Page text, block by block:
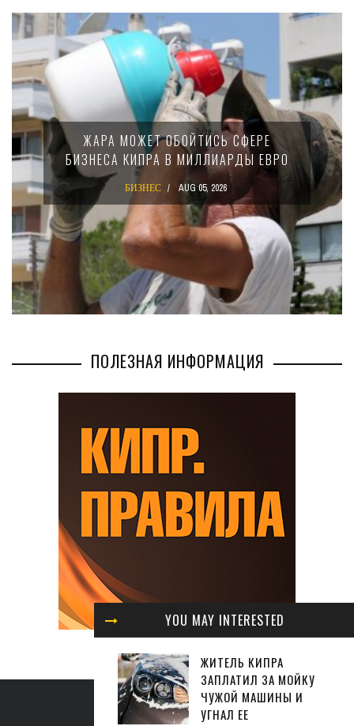
YOU MAY INTERESTED
ЖИТЕЛЬ КИПРА
ЗАПЛАТИЛ ЗА МОЙКУ
ЧУЖОЙ МАШИНЫ И
УГНАЛ ЕЕ
ЕВРО
МИНФИН КИПРА ПЕРЕПИСАЛ
15-ПРОЦЕНТНОМ НАЛОГЕ ДЛЯ
КРУПНЫХ МЕЖДУНАРОДНЫХ
КОМПАНИЙ
БИЗНЕС AUG 02, 2026
ПОЛЕЗНАЯ ИНФОРМАЦИЯ